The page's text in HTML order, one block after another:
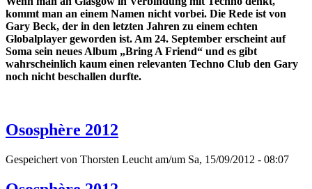
kommt man an einem Namen nicht vorbei. Die Rede ist von
Gary Beck, der in den letzten Jahren zu einem echten
Globalplayer geworden ist. Am 24. September erscheint auf
Soma sein neues Album „Bring A Friend“ und es gibt
wahrscheinlich kaum einen relevanten Techno Club den Gary
noch nicht beschallen durfte.
Ososphère 2012
Gespeichert von Thorsten Leucht am/um Sa, 15/09/2012 - 08:07